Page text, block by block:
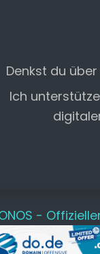
Denkst du
Ich